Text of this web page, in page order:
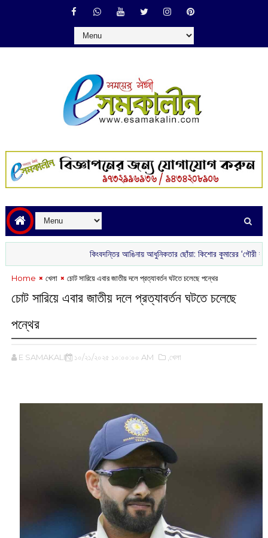
কিংবদন্তির আঙিনায় আধুনিকতার ছোঁয়া: কিশোর কুমারের ‘গৌরী কুঞ্জ’ থেকে
Home খেলা চোট সারিয়ে এবার জাতীয় দলে প্রত্যাবর্তন ঘটতে চলেছে পন্থের
চোট সারিয়ে এবার জাতীয় দলে প্রত্যাবর্তন ঘটতে চলেছে
পন্থের
E SAMAKALIN ১০/২১/২০২৫ ১০:০০:০০ AM ,খেলা